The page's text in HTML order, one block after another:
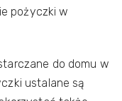
pożyczki w
do domu w
ustalane są